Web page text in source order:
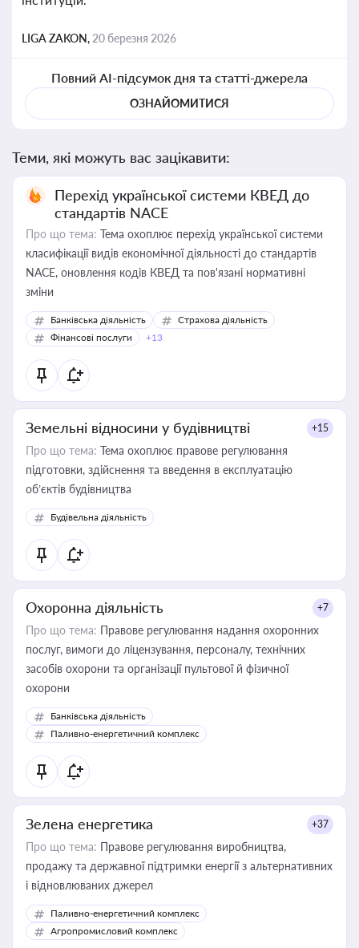
LIGA ZAKON, 20 березня 2026
Повний AI-підсумок дня та статті-джерела
ОЗНАЙОМИТИСЯ
Теми, які можуть вас зацікавити:
Перехід української системи КВЕД до
стандартів NACE
Про що тема: Тема охоплює перехід української системи
класифікації видів економічної діяльності до стандартів
NACE, оновлення кодів КВЕД та пов'язані нормативні
зміни
Банківська діяльність
Страхова діяльність
Фінансові послуги
+13
Земельні відносини у будівництві +15
Про що тема: Тема охоплює правове регулювання
підготовки, здійснення та введення в експлуатацію
об’єктів будівництва
Будівельна діяльність
Охоронна діяльність +7
Про що тема: Правове регулювання надання охоронних
послуг, вимоги до ліцензування, персоналу, технічних
засобів охорони та організації пультової й фізичної
охорони
Банківська діяльність
Паливно-енергетичний комплекс
Зелена енергетика +37
Про що тема: Правове регулювання виробництва,
продажу та державної підтримки енергії з альтернативних
і відновлюваних джерел
Паливно-енергетичний комплекс
Агропромисловий комплекс